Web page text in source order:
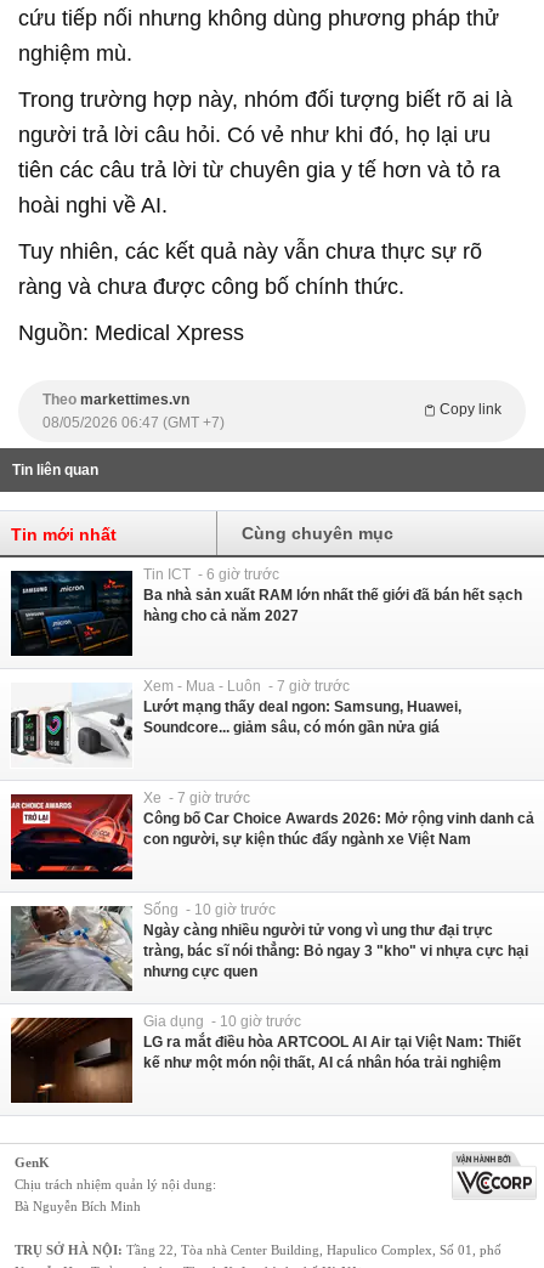
cứu tiếp nối nhưng không dùng phương pháp thử
nghiệm mù.
Trong trường hợp này, nhóm đối tượng biết rõ ai là
người trả lời câu hỏi. Có vẻ như khi đó, họ lại ưu
tiên các câu trả lời từ chuyên gia y tế hơn và tỏ ra
hoài nghi về AI.
Tuy nhiên, các kết quả này vẫn chưa thực sự rõ
ràng và chưa được công bố chính thức.
Nguồn: Medical Xpress
Theo markettimes.vn
Copy link
08/05/2026 06:47 (GMT +7)
Tin liên quan
Tin mới nhất Cùng chuyên mục
Tin ICT - 6 giờ trước
Ba nhà sản xuất RAM lớn nhất thế giới đã bán hết sạch
hàng cho cả năm 2027
Xem - Mua - Luôn - 7 giờ trước
Lướt mạng thấy deal ngon: Samsung, Huawei,
Soundcore... giảm sâu, có món gần nửa giá
Xe - 7 giờ trước
Công bố Car Choice Awards 2026: Mở rộng vinh danh cả
con người, sự kiện thúc đẩy ngành xe Việt Nam
Sống - 10 giờ trước
Ngày càng nhiều người tử vong vì ung thư đại trực
tràng, bác sĩ nói thẳng: Bỏ ngay 3 "kho" vi nhựa cực hại
nhưng cực quen
Gia dụng - 10 giờ trước
LG ra mắt điều hòa ARTCOOL AI Air tại Việt Nam: Thiết
kế như một món nội thất, AI cá nhân hóa trải nghiệm
GenK
Chịu trách nhiệm quản lý nội dung:
Bà Nguyễn Bích Minh
TRỤ SỞ HÀ NỘI: Tầng 22, Tòa nhà Center Building, Hapulico Complex, Số 01, phố